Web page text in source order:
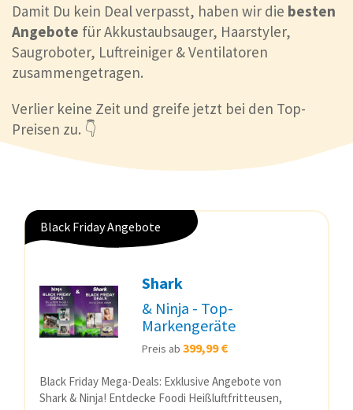
Damit Du kein Deal verpasst, haben wir die besten
Angebote für Akkustaubsauger, Haarstyler,
Saugroboter, Luftreiniger & Ventilatoren
zusammengetragen.
Verlier keine Zeit und greife jetzt bei den Top-
Preisen zu. 👇
Black Friday Angebote
Shark
& Ninja - Top-
Markengeräte
Preis ab 399,99 €
Black Friday Mega-Deals: Exklusive Angebote von
Shark & Ninja! Entdecke Foodi Heißluftfritteusen,